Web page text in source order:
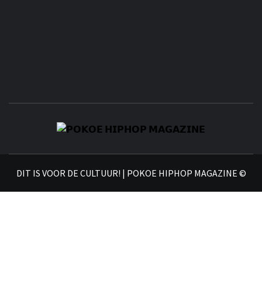
DIT IS VOOR DE CULTUUR! | POKOE HIPHOP MAGAZINE ©